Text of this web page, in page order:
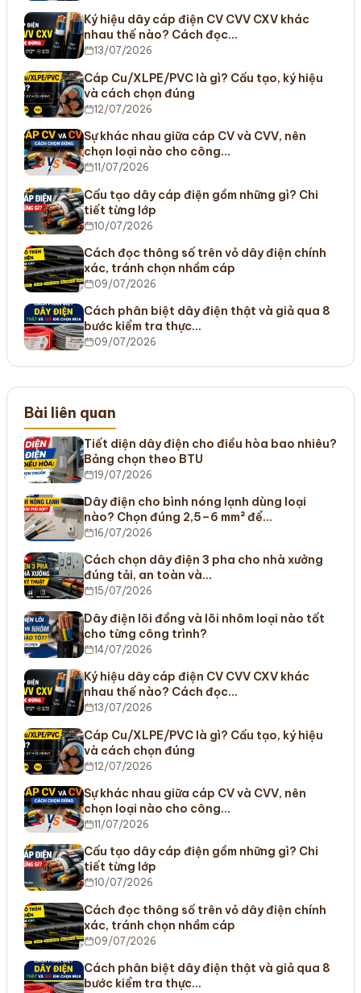
Ký hiệu dây cáp điện CV CVV CXV khác
nhau thế nào? Cách đọc…
13/07/2026
Cáp Cu/XLPE/PVC là gì? Cấu tạo, ký hiệu
và cách chọn đúng
12/07/2026
Sự khác nhau giữa cáp CV và CVV, nên
chọn loại nào cho công…
11/07/2026
Cấu tạo dây cáp điện gồm những gì? Chi
tiết từng lớp
10/07/2026
Cách đọc thông số trên vỏ dây điện chính
xác, tránh chọn nhầm cáp
09/07/2026
Cách phân biệt dây điện thật và giả qua 8
bước kiểm tra thực…
09/07/2026
Bài liên quan
Tiết diện dây điện cho điều hòa bao nhiêu?
Bảng chọn theo BTU
19/07/2026
Dây điện cho bình nóng lạnh dùng loại
nào? Chọn đúng 2,5–6 mm² để…
16/07/2026
Cách chọn dây điện 3 pha cho nhà xưởng
đúng tải, an toàn và…
15/07/2026
Dây điện lõi đồng và lõi nhôm loại nào tốt
cho từng công trình?
14/07/2026
Ký hiệu dây cáp điện CV CVV CXV khác
nhau thế nào? Cách đọc…
13/07/2026
Cáp Cu/XLPE/PVC là gì? Cấu tạo, ký hiệu
và cách chọn đúng
12/07/2026
Sự khác nhau giữa cáp CV và CVV, nên
chọn loại nào cho công…
11/07/2026
Cấu tạo dây cáp điện gồm những gì? Chi
tiết từng lớp
10/07/2026
Cách đọc thông số trên vỏ dây điện chính
xác, tránh chọn nhầm cáp
09/07/2026
Cách phân biệt dây điện thật và giả qua 8
bước kiểm tra thực…